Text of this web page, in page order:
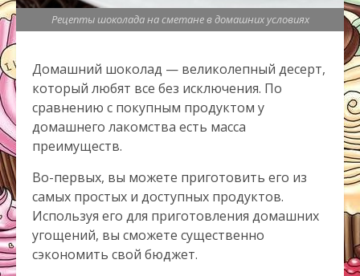
Рецепты шоколада на сметане в домашних условиях
Домашний шоколад — великолепный десерт,
который любят все без исключения. По
сравнению с покупным продуктом у
домашнего лакомства есть масса
преимуществ.
Во-первых, вы можете приготовить его из
самых простых и доступных продуктов.
Используя его для приготовления домашних
угощений, вы сможете существенно
сэкономить свой бюджет.